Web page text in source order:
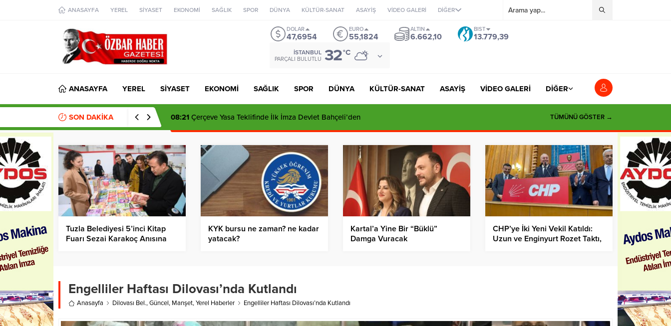
ANASAYFA YEREL SİYASET EKONOMİ SAĞLIK SPOR DÜNYA KÜLTÜR-SANAT ASAYİŞ VİDEO GALERİ DİĞER
DOLAR
47,6954
EURO
55,1824
ALTIN
6.662,10
BIST
13.779,39
İSTANBUL
PARÇALI BULUTLU 32°C
ANASAYFA YEREL SİYASET EKONOMİ SAĞLIK SPOR DÜNYA KÜLTÜR-SANAT ASAYİŞ VİDEO GALERİ DİĞER
SON DAKİKA 08:21 Çerçeve Yasa Teklifinde İlk İmza Devlet Bahçeli’den TÜMÜNÜ GÖSTER →
Tuzla Belediyesi 5’inci Kitap
Fuarı Sezai Karakoç Anısına
KYK bursu ne zaman? ne kadar
yatacak?
Kartal’a Yine Bir “Büklü”
Damga Vuracak
CHP’ye İki Yeni Vekil Katıldı:
Uzun ve Enginyurt Rozet Taktı,
Engelliler Haftası Dilovası’nda Kutlandı
Anasayfa Dilovası Bel.,Güncel, Manşet,Yerel Haberler Engelliler Haftası Dilovası’nda Kutlandı